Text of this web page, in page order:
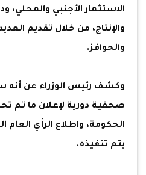
الاستثمار الأجنبي
والإنتاج، من خلال تقديم
والحوافز.
وكشف رئيس الوزراء عن أنه
صحفية دورية لإعلان ما تم
الحكومة، واطلاع الرأي
يتم تنفيذه.